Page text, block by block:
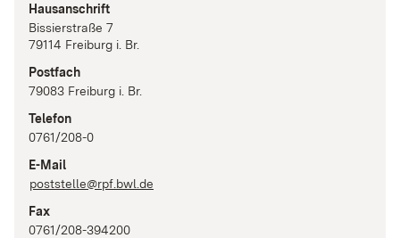
Hausanschrift
Bissierstraße 7
79114 Freiburg i. Br.
Postfach
79083 Freiburg i. Br.
Telefon
0761/208-0
E-Mail
poststelle@rpf.bwl.de
Fax
0761/208-394200